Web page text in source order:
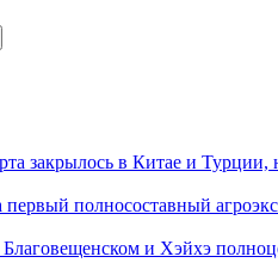
закрылось в Китае и Турции,
полносоставный
и Хэйхэ